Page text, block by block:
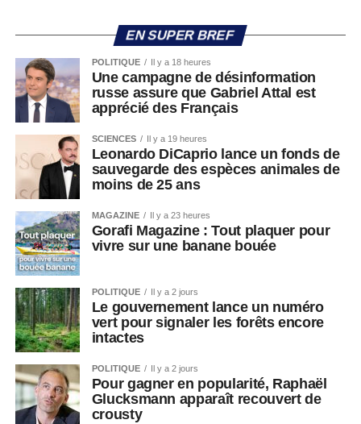
EN SUPER BREF
POLITIQUE Il y a 18 heures
Une campagne de désinformation
russe assure que Gabriel Attal est
apprécié des Français
SCIENCES Il y a 19 heures
Leonardo DiCaprio lance un fonds de
sauvegarde des espèces animales de
moins de 25 ans
MAGAZINE Il y a 23 heures
Gorafi Magazine : Tout plaquer pour
vivre sur une banane bouée
POLITIQUE Il y a 2 jours
Le gouvernement lance un numéro
vert pour signaler les forêts encore
intactes
POLITIQUE Il y a 2 jours
Pour gagner en popularité, Raphaël
Glucksmann apparaît recouvert de
crousty